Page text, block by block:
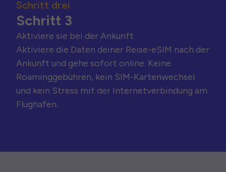
Schritt drei
Schritt 3
Aktiviere sie bei der Ankunft
Aktiviere die Daten deiner Reise-eSIM nach der
Ankunft und gehe sofort online. Keine
Roaminggebühren, kein SIM-Kartenwechsel
und kein Stress mit der Internetverbindung am
Flughafen.